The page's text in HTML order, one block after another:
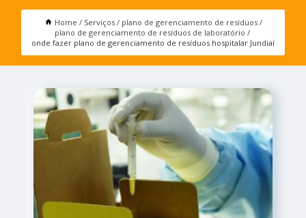
Home Serviços
plano de gerenciamento de resíduos
plano de gerenciamento de resíduos de laboratório
onde fazer plano de gerenciamento de resíduos hospitalar Jundiaí